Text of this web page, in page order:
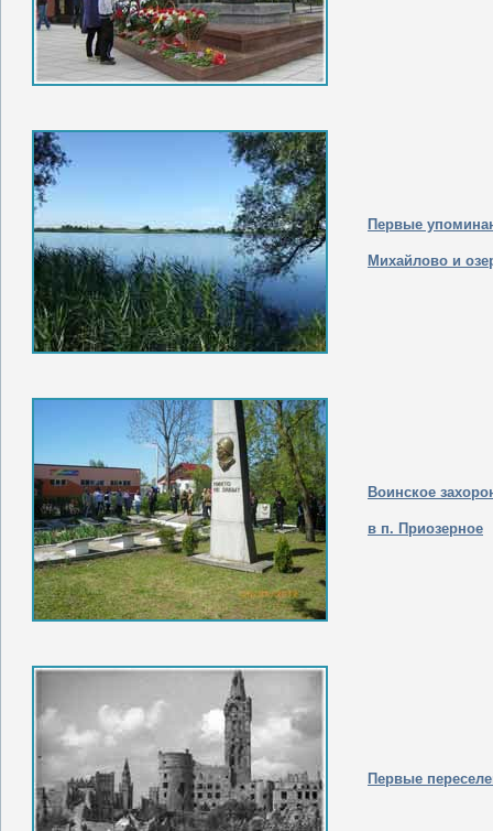
Первые
Михайлово и
Воинское
в п. Приозерное
Первые